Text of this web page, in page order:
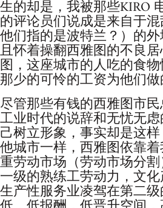
生的却是，我被那些KIRO
的评论员们说成是来自于
他们指的是波特兰？）的
且怀着操翻西雅图的不良
图，这座城市的人吃的食
那少的可怜的工资为他们做
尽管那些有钱的西雅图市
工业时代的说辞和无忧无
己树立形象，事实却是这
他城市一样，西雅图依靠
重劳动市场（劳动市场分
一级的熟练工劳动力，文
生产性服务业凌驾在第二